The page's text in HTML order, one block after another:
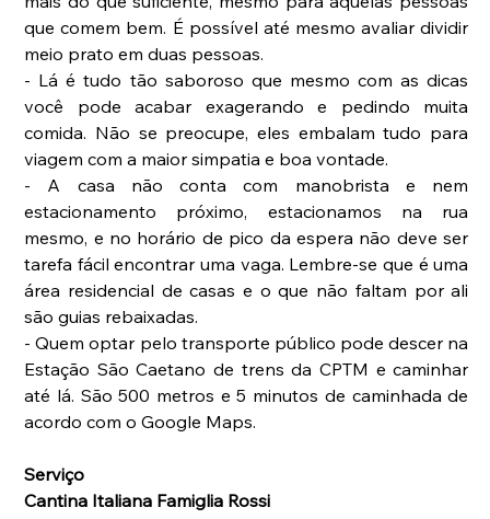
que comem bem. É possível até mesmo avaliar dividir
meio prato em duas pessoas.
- Lá é tudo tão saboroso que mesmo com as dicas
você pode acabar exagerando e pedindo muita
comida. Não se preocupe, eles embalam tudo para
viagem com a maior simpatia e boa vontade.
- A casa não conta com manobrista e nem
estacionamento próximo, estacionamos na rua
mesmo, e no horário de pico da espera não deve ser
tarefa fácil encontrar uma vaga. Lembre-se que é uma
área residencial de casas e o que não faltam por ali
são guias rebaixadas.
- Quem optar pelo transporte público pode descer na
Estação São Caetano de trens da CPTM e caminhar
até lá. São 500 metros e 5 minutos de caminhada de
acordo com o Google Maps.
Serviço
Cantina Italiana Famiglia Rossi